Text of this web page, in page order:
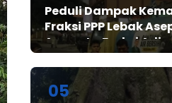
Peduli Dampak
Fraksi PPP Lebak
Anggota Fraksi
Kusuma Salurkan
Bersih untuk Warga
Bintangresm
05